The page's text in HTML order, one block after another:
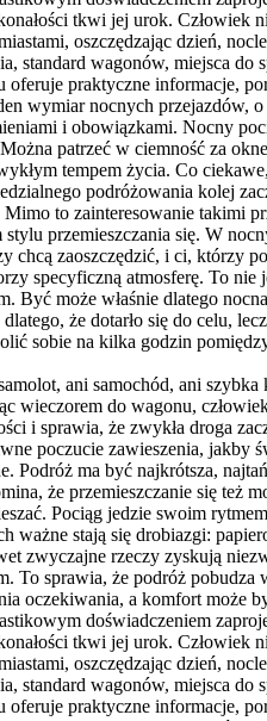
tkwi jej urok.
oszczędzając dzień,
standard wagonów, miejsca
praktyczne informacje,
wymiar nocnych
i obowiązkami. Nocny
patrzeć w ciemność za
tempem życia. Co
podróżowania kolej
to zainteresowanie takimi
przemieszczania się. W
chcą zaoszczędzić, i ci,
specyficzną atmosferę. To
Być może właśnie dlatego
że dotarło się do celu,
sobie na kilka godzin
ani samochód, ani
wieczorem do wagonu,
i sprawia, że zwykła droga
poczucie zawieszenia,
ma być najkrótsza,
że przemieszczanie się też
Pociąg jedzie swoim
stają się drobiazgi:
zwyczajne rzeczy zyskują
To sprawia, że podróż
oczekiwania, a komfort
doświadczeniem
tkwi jej urok.
oszczędzając dzień,
standard wagonów, miejsca
praktyczne informacje,